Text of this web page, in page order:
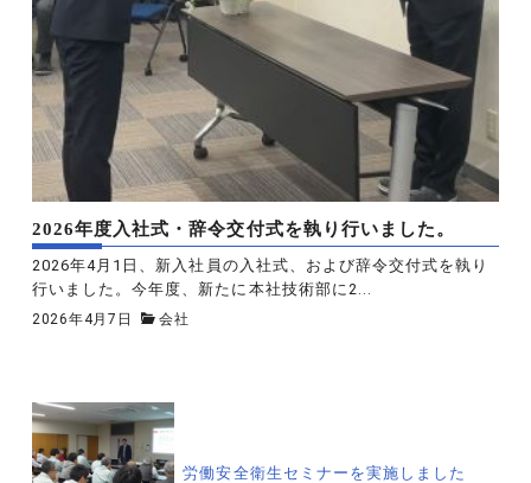
2026年度入社式・辞令交付式を執り行いました。
2026年4月1日、新入社員の入社式、および辞令交付式を執り
行いました。今年度、新たに本社技術部に2...
2026年4月7日 会社
投
稿
労働安全衛生セミナーを実施しました